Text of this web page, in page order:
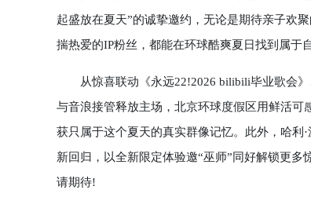
起盛放在夏天”的诚挚邀约，无论是期待亲子欢
揣热爱的IP粉丝，都能在环球酷爽夏日找到属于
从惊喜联动《永远22!2026 bilibili毕业歌会》
与音浪接管释放主场，北京环球度假区用鲜活
获只属于这个夏天的真实群像记忆。此外，哈利
新回归，以全新限定体验邀“巫师”同好解锁更
请期待!